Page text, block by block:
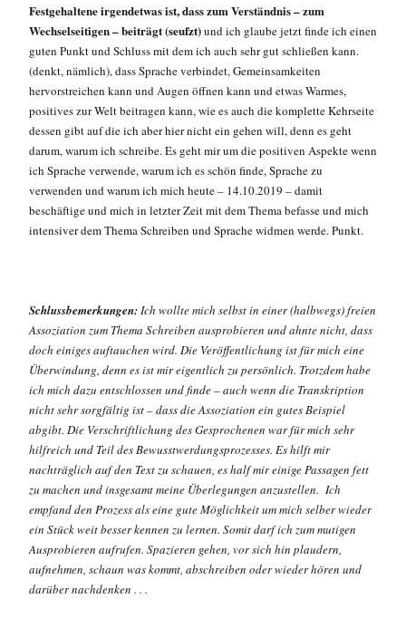
Festgehaltene irgendetwas ist, dass zum Verständnis – zum
Wechselseitigen – beiträgt (seufzt)und ich glaube jetzt finde ich einen
guten Punkt und Schluss mit dem ich auch sehr gut schließen kann.
(denkt, nämlich), dass Sprache verbindet, Gemeinsamkeiten
hervorstreichen kann und Augen öffnen kann und etwas Warmes,
positives zur Welt beitragen kann, wie es auch die komplette Kehrseite
dessen gibt auf die ich aber hier nicht ein gehen will, denn es geht
darum, warum ich schreibe. Es geht mir um die positiven Aspekte wenn
ich Sprache verwende, warum ich es schön finde, Sprache zu
verwenden und warum ich mich heute – 14.10.2019 – damit
beschäftige und mich in letzter Zeit mit dem Thema befasse und mich
intensiver dem Thema Schreiben und Sprache widmen werde. Punkt.
Schlussbemerkungen: Ich wollte mich selbst in einer (halbwegs) freien
Assoziation zum Thema Schreiben ausprobieren und ahnte nicht, dass
doch einiges auftauchen wird. Die Veröffentlichung ist für mich eine
Überwindung, denn es ist mir eigentlich zu persönlich. Trotzdem habe
ich mich dazu entschlossen und finde – auch wenn die Transkription
nicht sehr sorgfältig ist – dass die Assoziation ein gutes Beispiel
abgibt. Die Verschriftlichung des Gesprochenen war für mich sehr
hilfreich und Teil des Bewusstwerdungsprozesses. Es hilft mir
nachträglich auf den Text zu schauen, es half mir einige Passagen fett
zu machen und insgesamt meine Überlegungen anzustellen. Ich
empfand den Prozess als eine gute Möglichkeit um mich selber wieder
ein Stück weit besser kennen zu lernen. Somit darf ich zum mutigen
Ausprobieren aufrufen. Spazieren gehen, vor sich hin plaudern,
aufnehmen, schaun was kommt, abschreiben oder wieder hören und
darüber nachdenken . . .